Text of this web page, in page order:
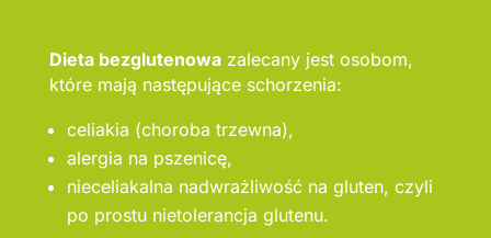
Dieta bezglutenowazalecany jest osobom,
które mają następujące schorzenia:
celiakia (choroba trzewna),
alergia na pszenicę,
nieceliakalna nadwrażliwość na gluten, czyli
po prostu nietolerancja glutenu.